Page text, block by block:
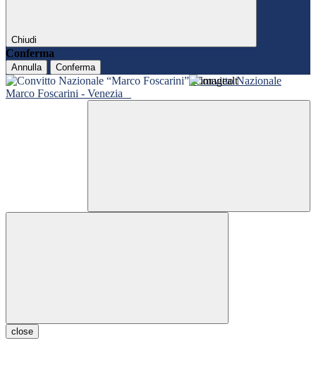
Chiudi
Conferma
Annulla Conferma
Convitto Nazionale
Marco Foscarini - Venezia
close